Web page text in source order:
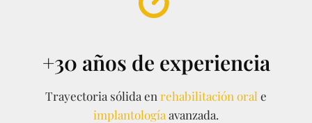
+30 años de experiencia
Trayectoria sólida en rehabilitación oral e
implantología avanzada.